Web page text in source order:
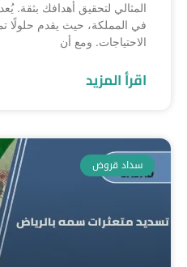
المثالي لتحقيق أهدافك بثقة.
في المملكة، حيث يقدم حلولًا
الاحتياجات. ومع أن
اقرأ المزيد
سداد قروض